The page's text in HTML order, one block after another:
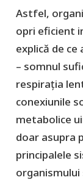
Astfel,
opri eficient
explică de
– somnul
respirația
conexiunile
metabolice
doar asupra
principalele
organismului